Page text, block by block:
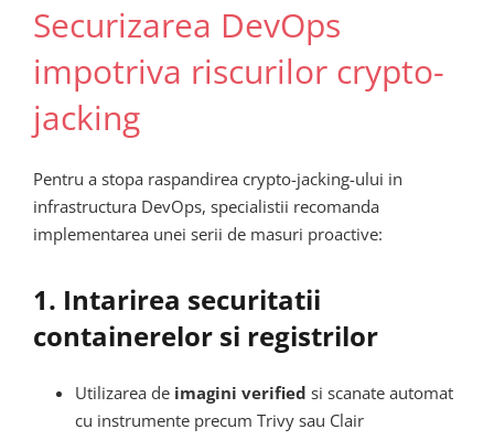
Securizarea DevOps
impotriva riscurilor crypto-
jacking
Pentru a stopa raspandirea crypto-jacking-ului in
infrastructura DevOps, specialistii recomanda
implementarea unei serii de masuri proactive:
1. Intarirea securitatii
containerelor si registrilor
Utilizarea de imagini verified si scanate automat
cu instrumente precum Trivy sau Clair